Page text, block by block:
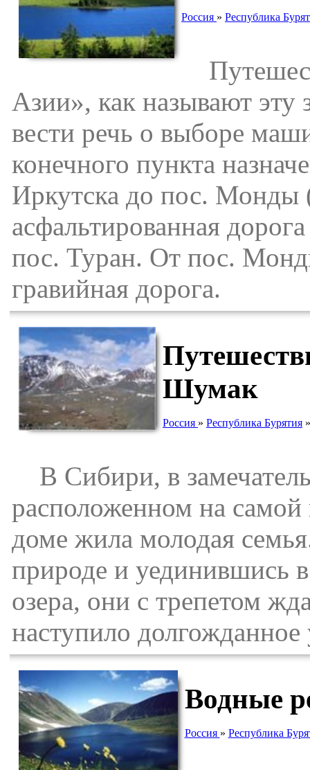
Россия » Республика
Азии», как называют эту
вести речь о выборе
конечного пункта
Иркутска до пос. Монды
асфальтированная
пос. Туран. От пос.
гравийная дорога.
Шумак
Россия » Республика Бурятия
В Сибири, в
расположенном на
доме жила молодая
природе и уединившись
озера, они с трепетом
наступило
Водные
Россия » Республика